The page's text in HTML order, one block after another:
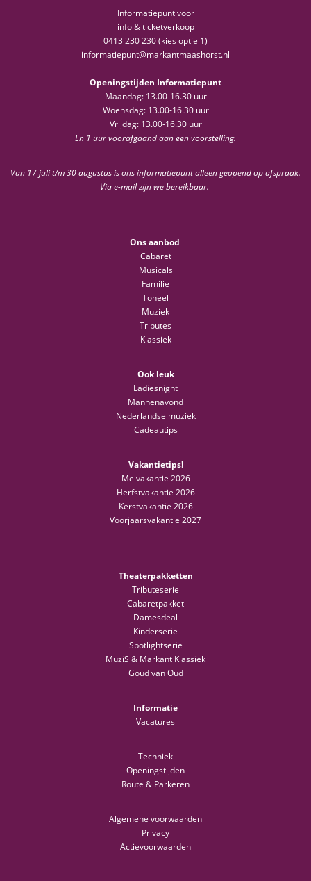
Informatiepunt voor
info & ticketverkoop
0413 230 230 (kies optie 1)
informatiepunt@markantmaashorst.nl
Openingstijden Informatiepunt
Maandag: 13.00-16.30 uur
Woensdag: 13.00-16.30 uur
Vrijdag: 13.00-16.30 uur
En 1 uur voorafgaand aan een voorstelling.
Van 17 juli t/m 30 augustus is ons informatiepunt alleen geopend op afspraak.
Via e-mail zijn we bereikbaar.
Ons aanbod
Cabaret
Musicals
Familie
Toneel
Muziek
Tributes
Klassiek
Ook leuk
Ladiesnight
Mannenavond
Nederlandse muziek
Cadeautips
Vakantietips!
Meivakantie 2026
Herfstvakantie 2026
Kerstvakantie 2026
Voorjaarsvakantie 2027
Theaterpakketten
Tributeserie
Cabaretpakket
Damesdeal
Kinderserie
Spotlightserie
MuziS & Markant Klassiek
Goud van Oud
Informatie
Vacatures
Techniek
Openingstijden
Route & Parkeren
Algemene voorwaarden
Privacy
Actievoorwaarden